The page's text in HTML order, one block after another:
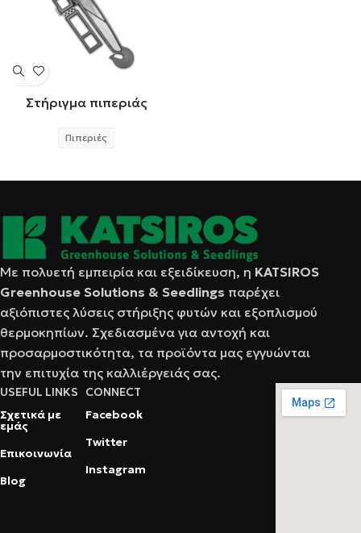
Στήριγμα πιπεριάς
Πιπεριές
Με πολυετή εμπειρία και εξειδίκευση, η KATSIRΟS
Greenhouse Solutions & Seedlings παρέχει
αξιόπιστες λύσεις στήριξης φυτών και εξοπλισμού
θερμοκηπίων. Σχεδιασμένα για αντοχή και
προσαρμοστικότητα, τα προϊόντα μας εγγυώνται
την επιτυχία της καλλιέργειάς σας.
USEFUL LINKS
Σχετικά με
εμάς
Επικοινωνία
Blog
CONNECT
Facebook
Twitter
Instagram